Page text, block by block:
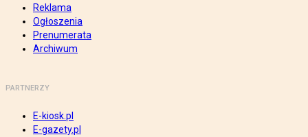
Reklama
Ogłoszenia
Prenumerata
Archiwum
PARTNERZY
E-kiosk.pl
E-gazety.pl